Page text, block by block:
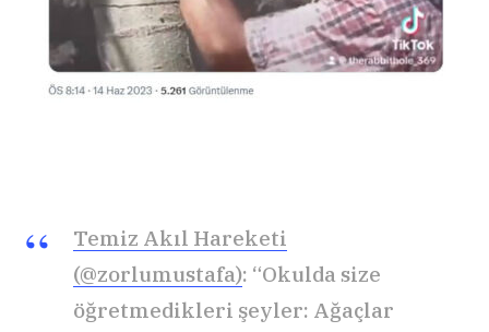
Temiz Akıl Hareketi
(@zorlumustafa): “Okulda size
öğretmedikleri şeyler: Ağaçlar